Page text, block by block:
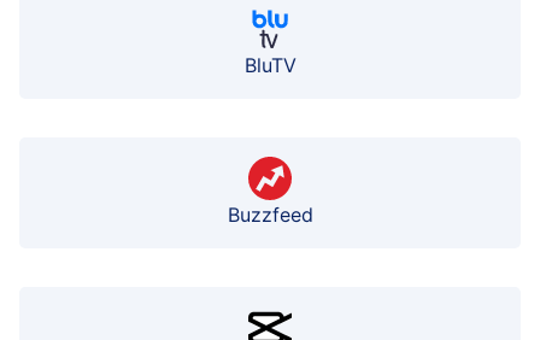
BluTV
Buzzfeed